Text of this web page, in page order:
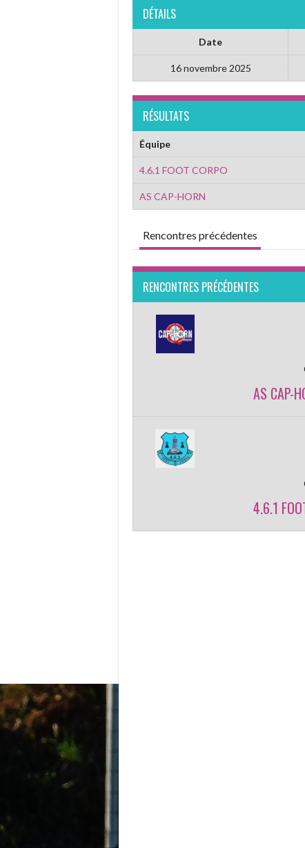
DÉTAILS
Date
16 novembre 2025
RÉSULTATS
Équipe
4.6.1 FOOT CORPO
AS CAP-HORN
Rencontres précédentes
RENCONTRES PRÉCÉDENTES
AS CAP-
4.6.1